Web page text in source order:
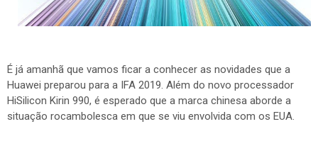
É já amanhã que vamos ficar a conhecer as novidades que a
Huawei preparou para a IFA 2019. Além do novo processador
HiSilicon Kirin 990, é esperado que a marca chinesa aborde a
situação rocambolesca em que se viu envolvida com os EUA.